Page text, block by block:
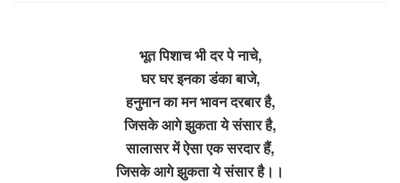
भूत पिशाच भी दर पे नाचे,
घर घर इनका डंका बाजे,
हनुमान का मन भावन दरबार है,
जिसके आगे झुकता ये संसार है,
सालासर में ऐसा एक सरदार हैं,
जिसके आगे झुकता ये संसार है।।